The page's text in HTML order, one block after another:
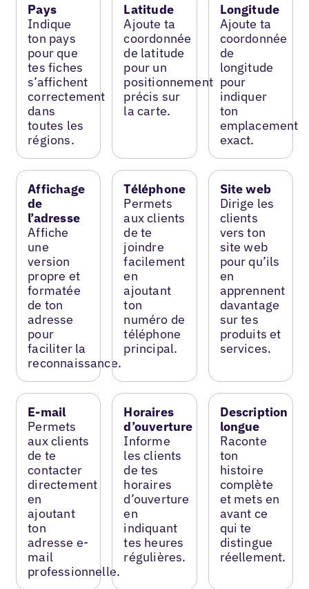
Pays
Indique
ton pays
pour que
tes fiches
s’affichent
correctement
dans
toutes les
régions.
Latitude
Ajoute ta
coordonnée
de latitude
pour un
positionnement
précis sur
la carte.
Longitude
Ajoute ta
coordonnée
de
longitude
pour
indiquer
ton
emplacement
exact.
Affichage
de
l’adresse
Affiche
une
version
propre et
formatée
de ton
adresse
pour
faciliter la
reconnaissance.
Téléphone
Permets
aux clients
de te
joindre
facilement
en
ajoutant
ton
numéro de
téléphone
principal.
Site web
Dirige les
clients
vers ton
site web
pour qu’ils
en
apprennent
davantage
sur tes
produits et
services.
E-mail
Permets
aux clients
de te
contacter
directement
en
ajoutant
ton
adresse e-
mail
professionnelle.
Horaires
d’ouverture
Informe
les clients
de tes
horaires
d’ouverture
en
indiquant
tes heures
régulières.
Description
longue
Raconte
ton
histoire
complète
et mets en
avant ce
qui te
distingue
réellement.